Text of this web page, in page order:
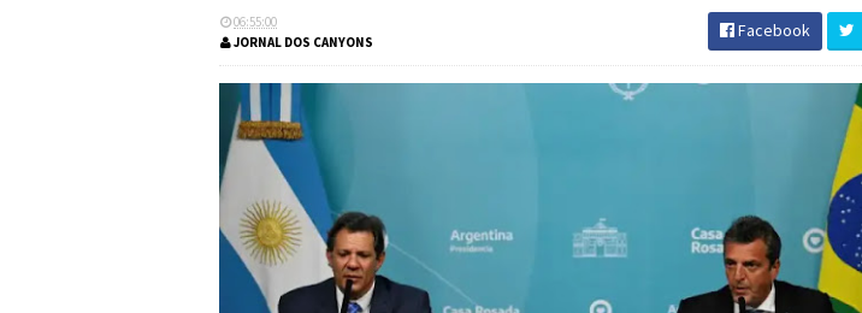
06:55:00
JORNAL DOS CANYONS
Facebook